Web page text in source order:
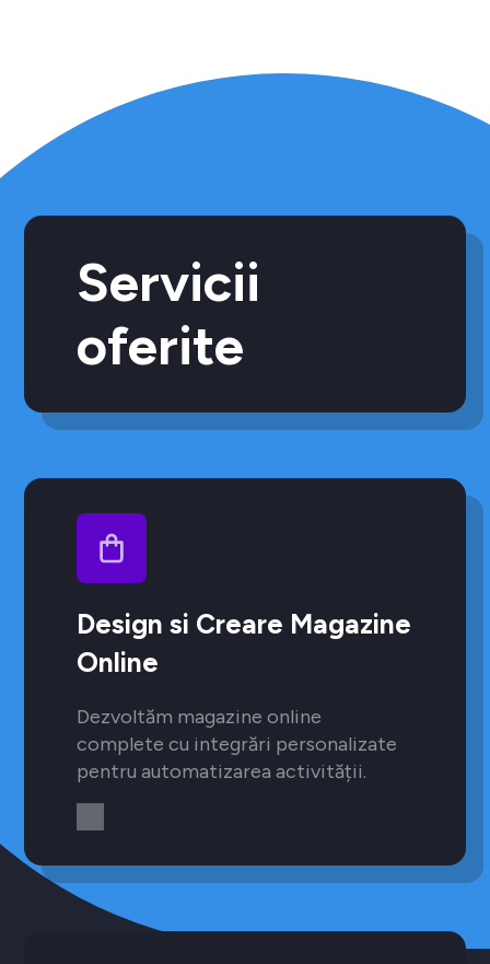
Servicii
oferite
Design si Creare Magazine
Online
Dezvoltăm magazine online
complete cu integrări personalizate
pentru automatizarea activității.